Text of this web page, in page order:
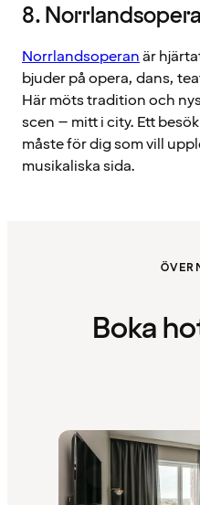
8.
Norrlandsoperanär
bjuder på opera, dans,
Här möts tradition och
scen – mitt i city. Ett
måste för dig som vill
musikaliska sida.
Boka